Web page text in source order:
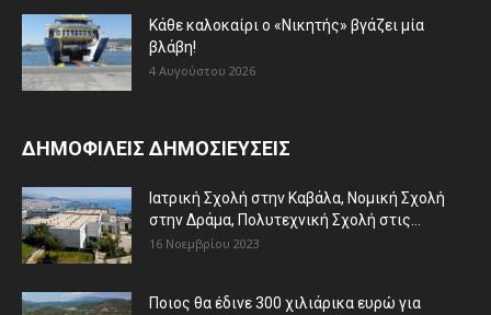
Κάθε καλοκαίρι ο «Νικητής» βγάζει μία
βλάβη!
4 Αυγούστου 2026
ΔΗΜΟΦΙΛΕΙΣ ΔΗΜΟΣΙΕΥΣΕΙΣ
Ιατρική Σχολή στην Καβάλα, Νομική Σχολή
στην Δράμα, Πολυτεχνική Σχολή στις...
16 Νοεμβρίου 2023
Ποιος θα έδινε 300 χιλιάρικα ευρώ για